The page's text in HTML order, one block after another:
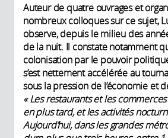
Auteur de quatre ouvrages et
nombreux colloques sur ce sujet,
observe, depuis le milieu des
de la nuit. Il constate notamment
colonisation par le pouvoir
s’est nettement accélérée au
sous la pression de l’économie et
« Les restaurants et les
en plus tard, et les activités
Aujourd’hui, dans les grandes